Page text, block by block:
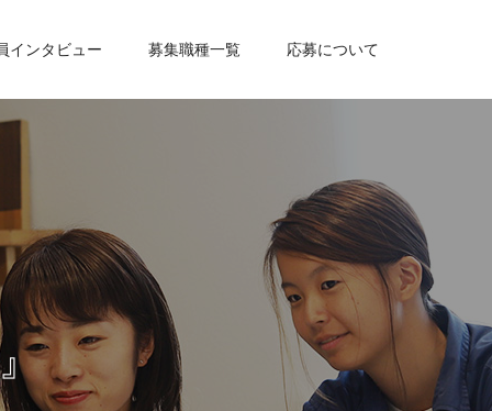
インタビュー 募集職種一覧 応募について